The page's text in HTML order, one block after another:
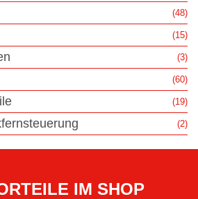
(48)
(15)
(3)
(60)
(19)
(2)
IM SHOP